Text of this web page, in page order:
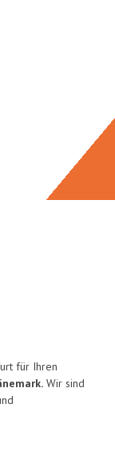
für Ihren
Wir sind